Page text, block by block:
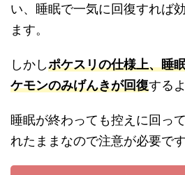
い、睡眠で一気に回復すれば
ます。
しかしポケスリの仕様上、睡
ケモンのみげんきが回復する
睡眠が終わっても控えに回っ
れたままなので注意が必要です